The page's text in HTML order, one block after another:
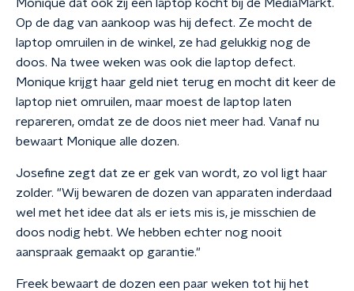
Monique dat ook zij een laptop kocht bij de MediaMarkt.
Op de dag van aankoop was hij defect. Ze mocht de
laptop omruilen in de winkel, ze had gelukkig nog de
doos. Na twee weken was ook die laptop defect.
Monique krijgt haar geld niet terug en mocht dit keer de
laptop niet omruilen, maar moest de laptop laten
repareren, omdat ze de doos niet meer had. Vanaf nu
bewaart Monique alle dozen.
Josefine zegt dat ze er gek van wordt, zo vol ligt haar
zolder. "Wij bewaren de dozen van apparaten inderdaad
wel met het idee dat als er iets mis is, je misschien de
doos nodig hebt. We hebben echter nog nooit
aanspraak gemaakt op garantie."
Freek bewaart de dozen een paar weken tot hij het